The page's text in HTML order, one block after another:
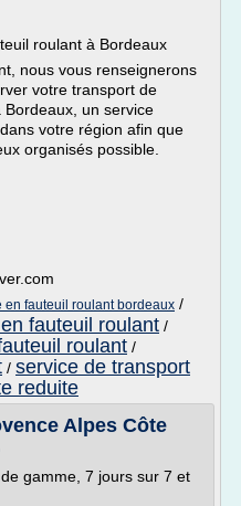
roulant à Bordeaux
nous vous renseignerons
votre transport de
un service
votre région afin que
organisés possible.
en fauteuil roulant bordeaux /
fauteuil roulant /
roulant /
/ service de transport
reduite
Alpes Côte
gamme, 7 jours sur 7 et